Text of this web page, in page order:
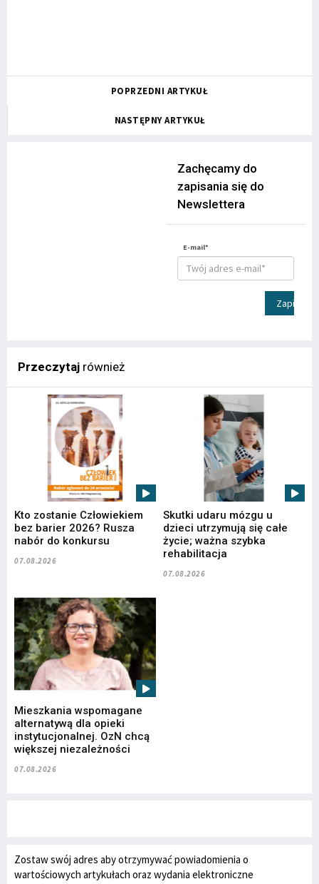
POPRZEDNI ARTYKUŁ
NASTĘPNY ARTYKUŁ
Zachęcamy do
zapisania się do
Newslettera
E-mail*
Zapisz
Przeczytaj również
Kto zostanie Człowiekiem
bez barier 2026? Rusza
nabór do konkursu
07.08.2026
Skutki udaru mózgu u
dzieci utrzymują się całe
życie; ważna szybka
rehabilitacja
07.08.2026
Mieszkania wspomagane
alternatywą dla opieki
instytucjonalnej. OzN chcą
większej niezależności
07.08.2026
Zostaw swój adres aby otrzymywać powiadomienia o
wartościowych artykułach oraz wydania elektroniczne